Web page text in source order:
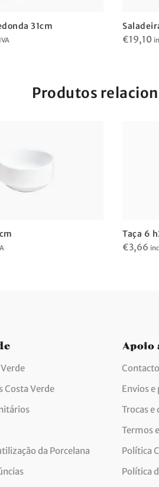
31cm
€19,10
Produtos
Taça 6
€3,66
Costa Verde
da Porcelana
Apoio
Envios
Trocas e
Termos
Política
Política